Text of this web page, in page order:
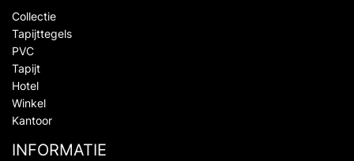
Collectie
Tapijttegels
PVC
Tapijt
Hotel
Winkel
Kantoor
INFORMATIE